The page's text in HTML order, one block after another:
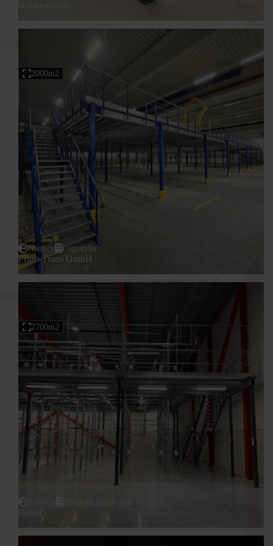
2000m2
Niemcy Logistyka
Frigo-Trans GmbH
2700m2